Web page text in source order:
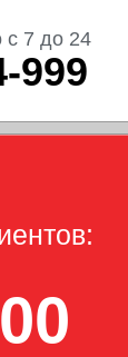
7 до 24
999